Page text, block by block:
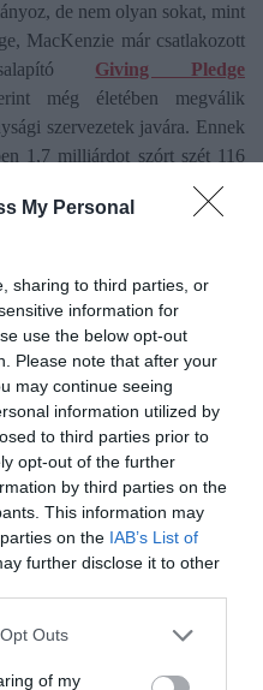
My Personal
sharing to third parties, or
information for
use the below opt-out
Please note that after your
may continue seeing
information utilized by
to third parties prior to
opt-out of the further
by third parties on the
This information may
on the IAB’s List of
further disclose it to other
uses one or more Google
You may click to
Outs
of my
de nem olyan sokat, mint
MacKenzie már csatlakozott
Giving Pledge
még életében megválik
szervezetek javára. Ennek
1,7 milliárdot szórt szét 116
mindig nyilvánosan zajlanak.
és szállást. A hajléktalanok
létrehozott számukra egy
összegeket juttatott
a Washingtoni Egyetem
is.
formájában.
űrutazás